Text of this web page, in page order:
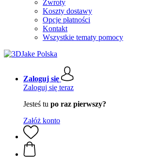
Zwroty
Koszty dostawy
Opcje płatności
Kontakt
Wszystkie tematy pomocy
Zaloguj się
Zaloguj się teraz
Jesteś tu po raz pierwszy?
Załóż konto